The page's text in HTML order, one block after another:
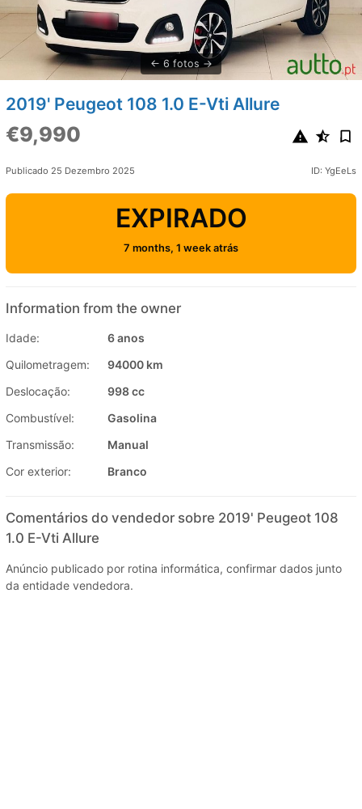
6 fotos
2019' Peugeot 108 1.0 E-Vti Allure
€9,990
Publicado 25 Dezembro 2025 ID: YgEeLs
EXPIRADO
7 months, 1 week atrás
Information from the owner
Idade:
6 anos
Quilometragem:
94000 km
Deslocação:
998 cc
Combustível:
Gasolina
Transmissão:
Manual
Cor exterior:
Branco
Comentários do vendedor sobre 2019' Peugeot 108
1.0 E-Vti Allure
Anúncio publicado por rotina informática, confirmar dados junto
da entidade vendedora.